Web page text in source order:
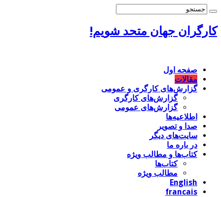
کارگران جهان متحد شویم!
صفحه اول
مقالات
گزارش‌های کارگری و عمومی
گزارش‌های کارگری
گزارش‌های عمومی
اطلاعیه‌ها
صدا و تصویر
سایت‌های دیگر
در باره ما
کتاب‌‌ها و مطالب ویژه
کتاب‌ها
مطالب ویژه
English
francais